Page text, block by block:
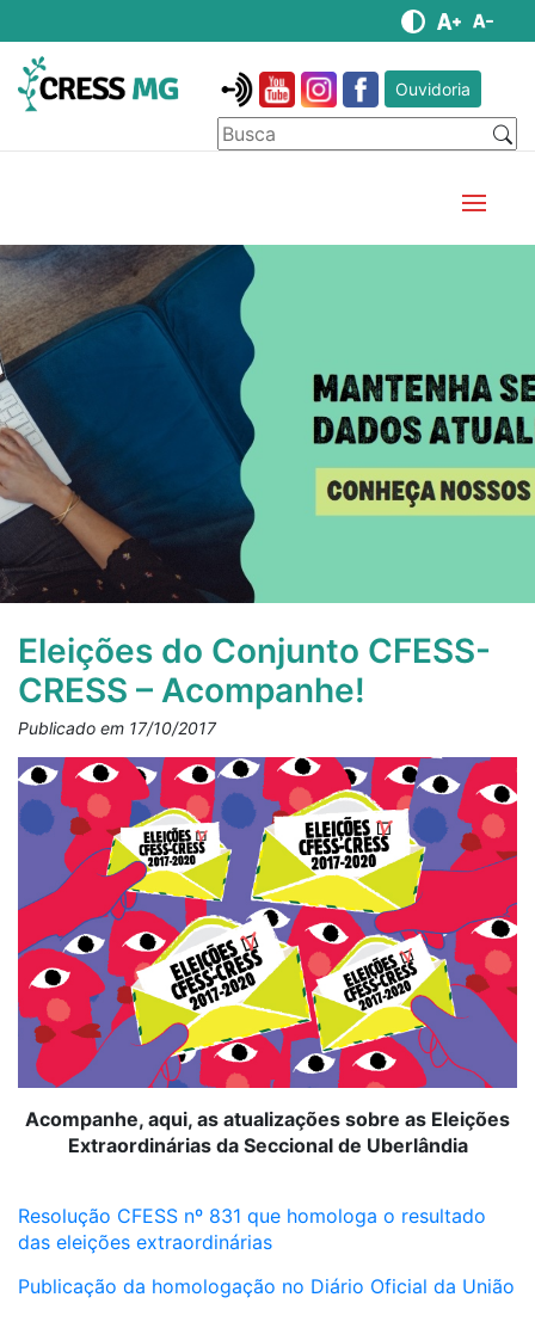
Ouvidoria
Eleições do Conjunto CFESS-
CRESS – Acompanhe!
Publicado em 17/10/2017
Acompanhe, aqui, as atualizações sobre as Eleições
Extraordinárias da Seccional de Uberlândia
Resolução CFESS nº 831 que homologa o resultado
das eleições extraordinárias
Publicação da homologação no Diário Oficial da União